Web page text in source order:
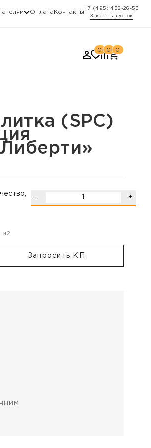
Оплата Контакты
+7 (495) 432-26-53
Заказать звонок
0 0 0
(SPC)
- +
м2
Запросить КП